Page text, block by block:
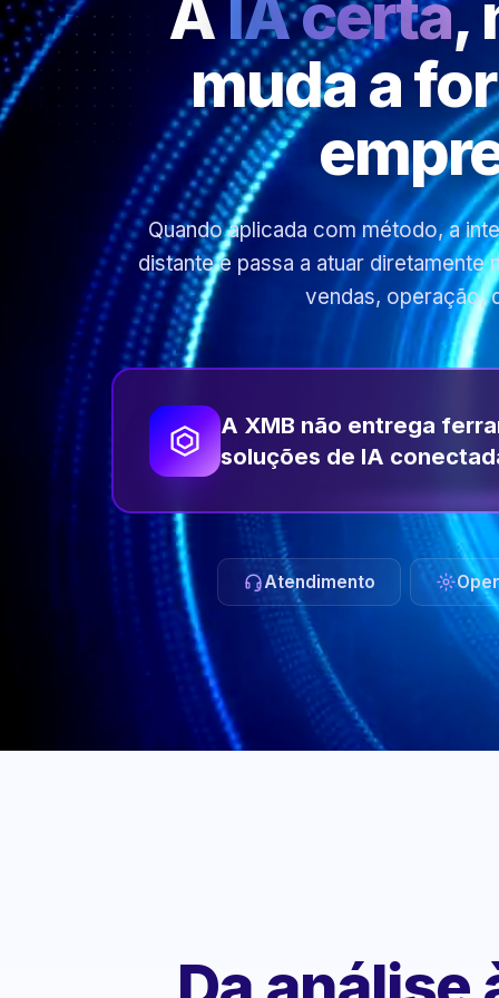
AIA certa,
muda a
Quando aplicada com método, a
distante e passa a atuar
vendas, operação,
A XMB não entrega
soluções de IA
Atendimento